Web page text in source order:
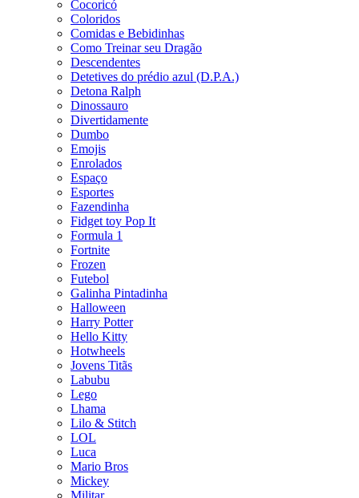
Cocoricó
Coloridos
Comidas e Bebidinhas
Como Treinar seu Dragão
Descendentes
Detetives do prédio azul (D.P.A.)
Detona Ralph
Dinossauro
Divertidamente
Dumbo
Emojis
Enrolados
Espaço
Esportes
Fazendinha
Fidget toy Pop It
Formula 1
Fortnite
Frozen
Futebol
Galinha Pintadinha
Halloween
Harry Potter
Hello Kitty
Hotwheels
Jovens Titãs
Labubu
Lego
Lhama
Lilo & Stitch
LOL
Luca
Mario Bros
Mickey
Militar